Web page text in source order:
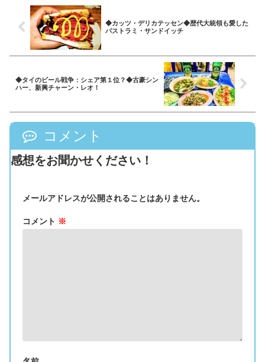
◆カッツ・デリカテッセン◆歴代大統領も愛した
パストラミ・サンドイッチ
◆タイのビール戦争：シェア第１位？◆古豪シン
ハー、新興チャーン・レオ！
コメント
感想をお聞かせください！
メールアドレスが公開されることはありません。
コメント ※